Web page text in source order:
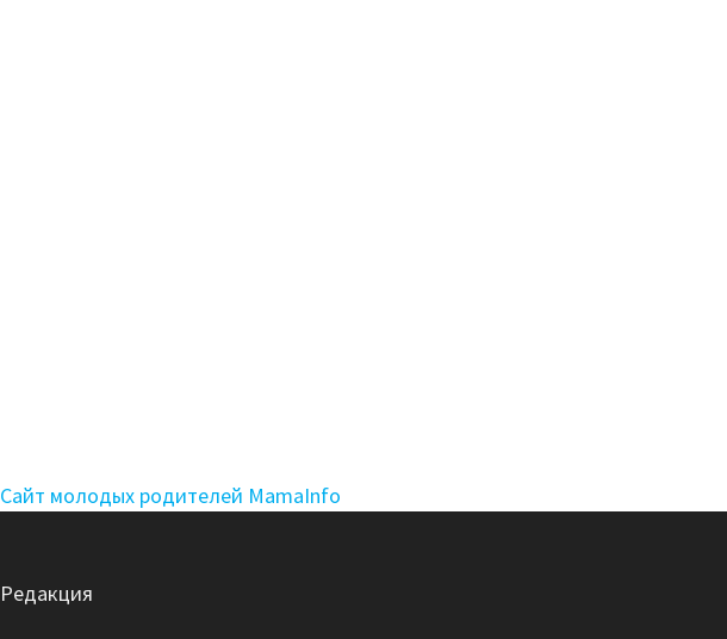
Сайт молодых родителей MamaInfo
Редакция